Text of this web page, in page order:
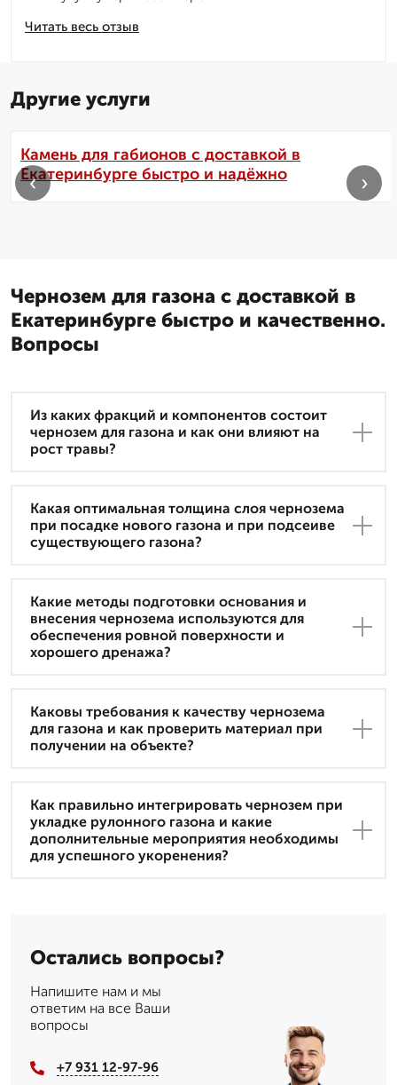
Читать весь отзыв
Другие услуги
Камень для габионов с доставкой в
Екатеринбурге быстро и надёжно
‹ ›
Чернозем для газона с доставкой в
Екатеринбурге быстро и качественно.
Вопросы
Из каких фракций и компонентов состоит
чернозем для газона и как они влияют на
рост травы?
Какая оптимальная толщина слоя чернозема
при посадке нового газона и при подсеиве
существующего газона?
Какие методы подготовки основания и
внесения чернозема используются для
обеспечения ровной поверхности и
хорошего дренажа?
Каковы требования к качеству чернозема
для газона и как проверить материал при
получении на объекте?
Как правильно интегрировать чернозем при
укладке рулонного газона и какие
дополнительные мероприятия необходимы
для успешного укоренения?
Остались вопросы?
Напишите нам и мы
ответим на все Ваши
вопросы
+7 931 12-97-96